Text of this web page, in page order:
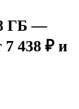
ГБ —
7 438 ₽ и